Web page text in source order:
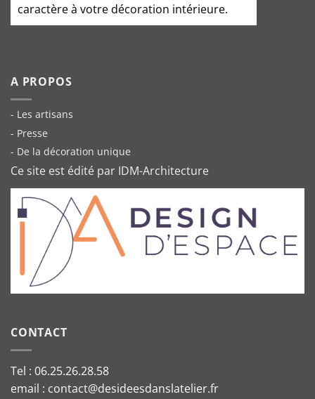
caractère à votre décoration intérieure.
A PROPOS
- Les artisans
- Presse
- De la décoration unique
Ce site est édité par IDM-Architecture
CONTACT
Tel : 06.25.26.28.58
email : contact@desideesdanslatelier.fr